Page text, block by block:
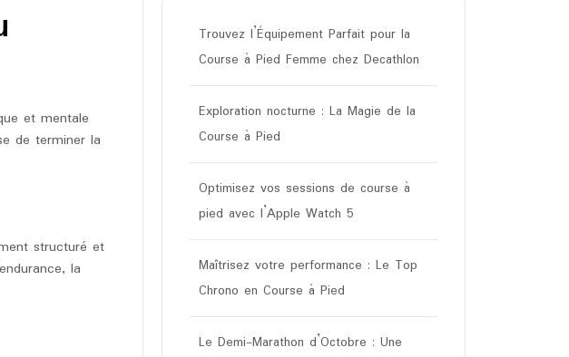
et mentale
de terminer la
structuré et
la
Trouvez l’Équipement Parfait pour la
Course à Pied Femme chez Decathlon
Exploration nocturne : La Magie de la
Course à Pied
Optimisez vos sessions de course à
pied avec l’Apple Watch 5
Maîtrisez votre performance : Le Top
Chrono en Course à Pied
Le Demi-Marathon d’Octobre : Une